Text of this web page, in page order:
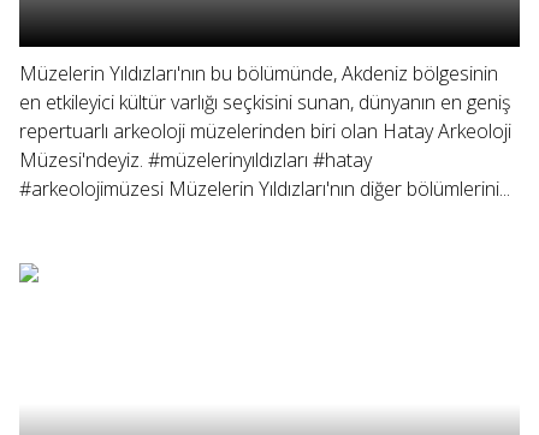
Müzelerin Yıldızları'nın bu bölümünde, Akdeniz bölgesinin
en etkileyici kültür varlığı seçkisini sunan, dünyanın en geniş
repertuarlı arkeoloji müzelerinden biri olan Hatay Arkeoloji
Müzesi'ndeyiz. #müzelerinyıldızları #hatay
#arkeolojimüzesi Müzelerin Yıldızları'nın diğer bölümlerini...